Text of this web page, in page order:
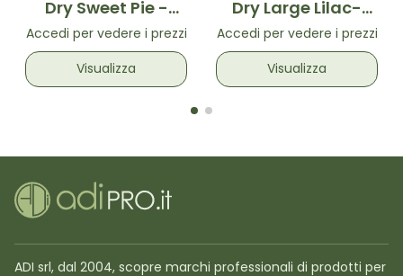
Dry Sweet Pie -
Spazzola
volumizzante per
asciugatura Verde
Acqua
Accedi per vedere i prezzi
Visualizza
Dry Large Lilac-
Spazzola
volumizzante per
asciugatura Lilla
Accedi per vedere i prezzi
Visualizza
ADI srl, dal 2004, scopre marchi professionali di prodotti per